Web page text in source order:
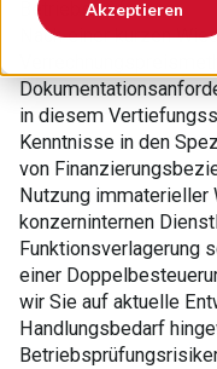
Akzeptieren
Betriebsprüfungen.
Nach einer kurzen
in diesem
Kenntnisse in den
von
Nutzung immaterieller
konzerninternen
Funktionsverlagerung
einer
wir Sie auf aktuelle
Handlungsbedarf